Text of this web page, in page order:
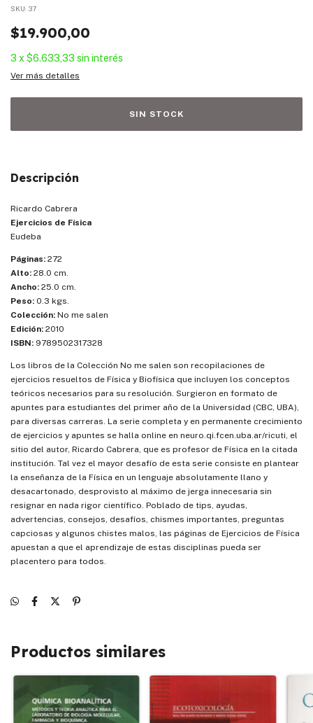
SKU: 37
$19.900,00
3 x $6.633,33 sin interés
Ver más detalles
Descripción
Ricardo Cabrera
Ejercicios de Física
Eudeba
Páginas: 272
Alto: 28.0 cm.
Ancho: 25.0 cm.
Peso: 0.3 kgs.
Colección: No me salen
Edición: 2010
ISBN: 9789502317328
Los libros de la Colección No me salen son recopilaciones de
ejercicios resueltos de Física y Biofísica que incluyen los conceptos
teóricos necesarios para su resolución. Surgieron en formato de
apuntes para estudiantes del primer año de la Universidad (CBC, UBA),
para diversas carreras. La serie completa y en permanente crecimiento
de ejercicios y apuntes se halla online en neuro.qi.fcen.uba.ar/ricuti, el
sitio del autor, Ricardo Cabrera, que es profesor de Física en la citada
institución. Tal vez el mayor desafío de esta serie consiste en plantear
la enseñanza de la Física en un lenguaje absolutamente llano y
desacartonado, desprovisto al máximo de jerga innecesaria sin
resignar en nada rigor científico. Poblado de tips, ayudas,
advertencias, consejos, desafíos, chismes importantes, preguntas
capciosas y algunos chistes malos, las páginas de Ejercicios de Física
apuestan a que el aprendizaje de estas disciplinas pueda ser
placentero para todos.
Productos similares